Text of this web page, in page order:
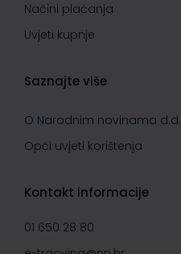
Načini plaćanja
Uvjeti kupnje
Saznajte više
O Narodnim novinama d.d.
Opći uvjeti korištenja
Kontakt informacije
01 650 28 80